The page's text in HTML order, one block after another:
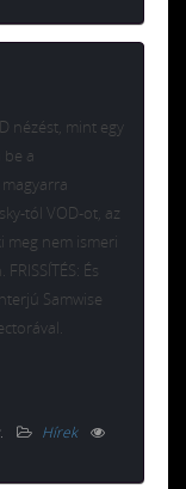
nézést, mint egy
a
tól VOD-ot, az
meg nem ismeri
És
Samwise
.
Hírek